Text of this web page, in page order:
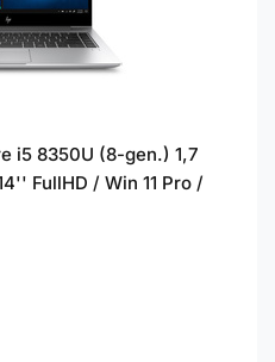
i5 8350U (8-gen.) 1,7
FullHD / Win 11 Pro /